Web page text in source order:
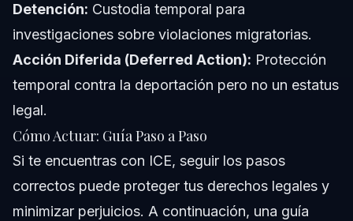
Detención: Custodia temporal para
investigaciones sobre violaciones migratorias.
Acción Diferida (Deferred Action): Protección
temporal contra la deportación pero no un estatus
legal.
Cómo Actuar: Guía Paso a Paso
Si te encuentras con ICE, seguir los pasos
correctos puede proteger tus derechos legales y
minimizar perjuicios. A continuación, una guía